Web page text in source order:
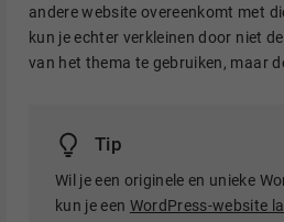
andere website overeenkomt met
kun je echter verkleinen door niet
van het thema te gebruiken, maar
Tip
Wil je een originele en unieke
kun je een WordPress-website